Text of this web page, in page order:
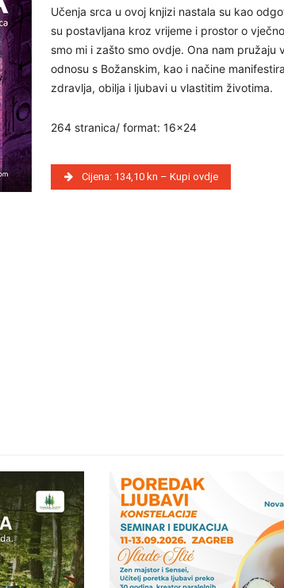
Učenja srca u ovoj knjizi nastala su kao
su postavljana kroz vrijeme i prostor o
smo mi i zašto smo ovdje. Ona nam pružaju
odnosu s Božanskim, kao i načine
zdravlja, obilja i ljubavi u vlastitim životima.
264 stranica/ format: 16×24
Cijena: 134,10 kn – Kupi ovdje